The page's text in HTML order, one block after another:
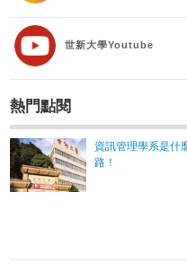
世新大學Youtube
熱門點閱
資訊管理學系是什
路！